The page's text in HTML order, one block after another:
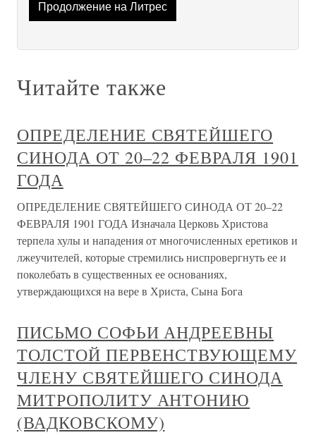
Продолжение на Литрес
Читайте также
ОПРЕДЕЛЕНИЕ СВЯТЕЙШЕГО
СИНОДА ОТ 20–22 ФЕВРАЛЯ 1901
ГОДА
ОПРЕДЕЛЕНИЕ СВЯТЕЙШЕГО СИНОДА ОТ 20–22
ФЕВРАЛЯ 1901 ГОДА Изначала Церковь Христова
терпела хулы и нападения от многочисленных еретиков и
лжеучителей, которые стремились ниспровергнуть ее и
поколебать в существенных ее основаниях,
утверждающихся на вере в Христа, Сына Бога
ПИСЬМО СОФЬИ АНДРЕЕВНЫ
ТОЛСТОЙ ПЕРВЕНСТВУЮЩЕМУ
ЧЛЕНУ СВЯТЕЙШЕГО СИНОДА
МИТРОПОЛИТУ АНТОНИЮ
(ВАДКОВСКОМУ)